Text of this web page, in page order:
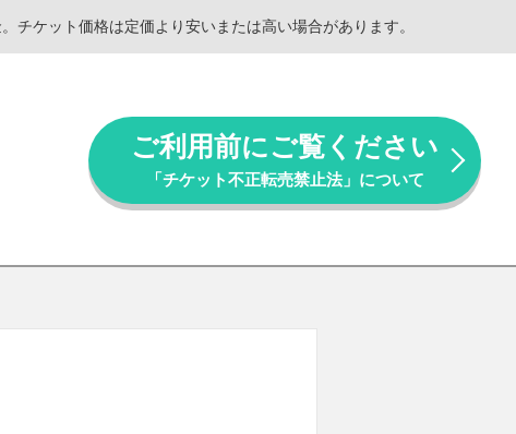
ケット価格は定価より安いまたは高い場合があります。
ご利用前にご覧ください
「チケット不正転売禁止法」について